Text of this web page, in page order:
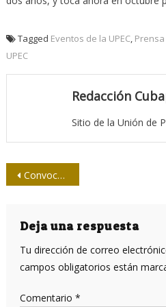
Tagged Eventos de la UPEC,
UPEC
Redacción
Sitio de la Unión de
Navegación
entradas
Convocan a twitazo en jornada mundial contra el bloqueo de EE.UU a Cuba
Deja una respuesta
Tu dirección de correo
campos obligatorios están
Comentario *